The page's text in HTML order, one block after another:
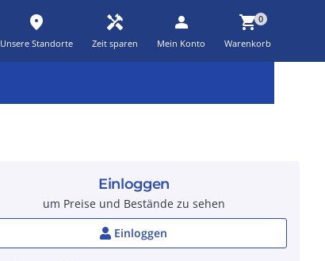
place
Unsere Standorte
handyman
Zeit sparen
person
Mein Konto
shopping_cart0
Warenkorb
Einloggen
um Preise und Bestände zu sehen
Einloggen